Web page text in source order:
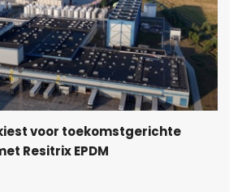
voor toekomstgerichte
Resitrix EPDM